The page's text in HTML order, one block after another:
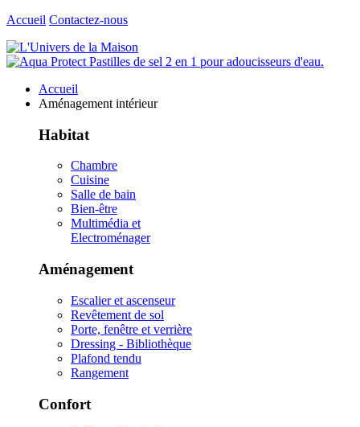
Accueil Contactez-nous
Accueil
Aménagement intérieur
Habitat
Chambre
Cuisine
Salle de bain
Bien-être
Multimédia et
Electroménager
Aménagement
Escalier et ascenseur
Revêtement de sol
Porte, fenêtre et verrière
Dressing - Bibliothèque
Plafond tendu
Rangement
Confort